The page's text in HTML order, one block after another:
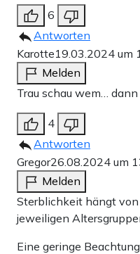
6
Antworten
Karotte19.03.2024 um
Melden
Trau schau wem…
4
Antworten
Gregor26.08.2024 um
Melden
Sterblichkeit hängt
jeweiligen
Eine geringe